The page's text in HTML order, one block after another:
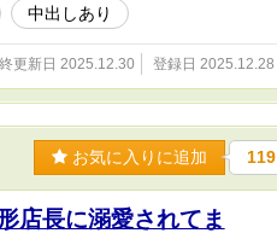
中出しあり
更新日 2025.12.30 登録日 2025.12.28
お気に入りに追加 119
店長に溺愛されてま